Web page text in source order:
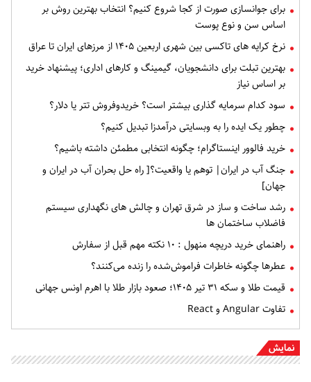
برای جوانسازی صورت از کجا شروع کنیم؟ انتخاب بهترین روش بر
اساس سن و نوع پوست
نرخ کرایه های تاکسی بین شهری اربعین ۱۴۰۵ از مرزهای ایران تا عراق
بهترین تبلت برای دانشجویان، گیمینگ و کارهای اداری؛ پیشنهاد خرید
بر اساس نیاز
سود کدام سرمایه گذاری بیشتر است؟ خریدوفروش تتر یا دلار؟
چطور یک ایده را به وبسایتی درآمدزا تبدیل کنیم؟
خرید فالوور اینستاگرام؛ چگونه انتخابی مطمئن داشته باشیم؟
جنگ آب در ایران| توهم یا واقعیت؟[ راه حل بحران آب در ایران و
جهان]
رشد ساخت و ساز در شرق تهران و چالش های نگهداری سیستم
فاضلاب ساختمان ها
راهنمای خرید دریچه منهول : ۱۰ نکته مهم قبل از سفارش
عطرها چگونه خاطرات فراموش‌شده را زنده می‌کنند؟
قیمت طلا و سکه ۳۱ تیر ۱۴۰۵؛ صعود بازار طلا با اهرم اونس جهانی
تفاوت Angular و React
نمایش